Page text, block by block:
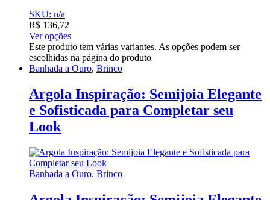
SKU: n/a
R$ 136,72
Ver opções
Este produto tem várias variantes. As opções podem ser
escolhidas na página do produto
Banhada a Ouro, Brinco
Argola Inspiração: Semijoia Elegante
e Sofisticada para Completar seu
Look
Banhada a Ouro, Brinco